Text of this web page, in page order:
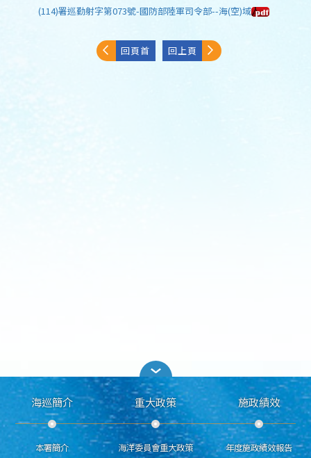
(114)署巡勤射字第073號-國防部陸軍司令部--海(空)域
回頁首 回上頁
海巡簡介
本署簡介
重大政策
海洋委員會重大政策
施政績效
年度施政績效報告